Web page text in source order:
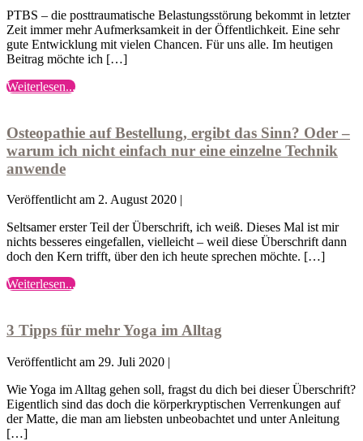
hat
auch
eine
gesellschaftliche
Sache
ist
PTBS – die posttraumatische Belastungsstörung bekommt in letzter
Zeit immer mehr Aufmerksamkeit in der Öffentlichkeit. Eine sehr
gute Entwicklung mit vielen Chancen. Für uns alle. Im heutigen
Beitrag möchte ich […]
Weiterlesen...Warum
PTBS
nicht
nur
sondern
eine
gesellschaftliche
Sache
Bestellung,
ergibt
das
Sinn?
–
ich
nicht
einfach
nur
eine
anwende
Osteopathie auf Bestellung, ergibt das Sinn? Oder –
warum ich nicht einfach nur eine einzelne Technik
anwende
Veröffentlicht am 2. August 2020 |
Seltsamer erster Teil der Überschrift, ich weiß. Dieses Mal ist mir
nichts besseres eingefallen, vielleicht – weil diese Überschrift dann
doch den Kern trifft, über den ich heute sprechen möchte. […]
Weiterlesen...Osteopathie
ergibt
das
Sinn?
Oder
–
warum
ich
für
mehr
Yoga
im
Alltag
3 Tipps für mehr Yoga im Alltag
Veröffentlicht am 29. Juli 2020 |
Wie Yoga im Alltag gehen soll, fragst du dich bei dieser Überschrift?
Eigentlich sind das doch die körperkryptischen Verrenkungen auf
der Matte, die man am liebsten unbeobachtet und unter Anleitung
[…]